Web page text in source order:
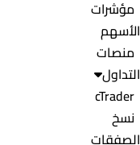
مؤشرات
الأسهم
منصات
التداول
cTrader
نسخ
الصفقات